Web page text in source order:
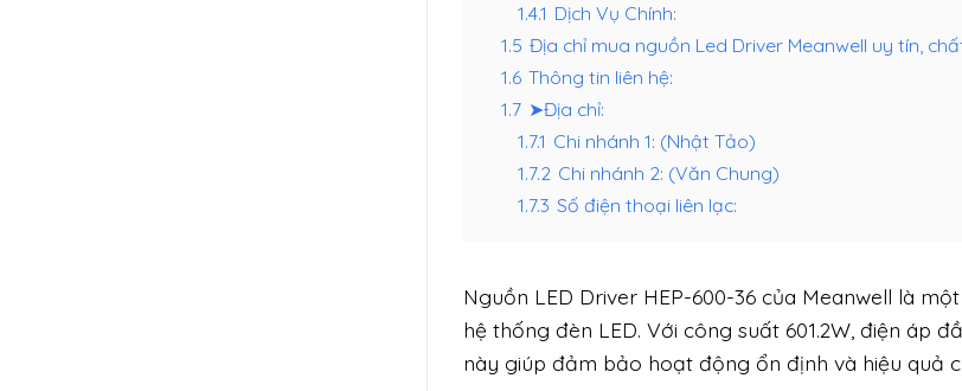
1.4.1 Dịch Vụ Chính:
1.5 Địa chỉ mua nguồn Led Driver Meanwell uy tín,
1.6 Thông tin liên hệ:
1.7 ➤Địa chỉ:
1.7.1 Chi nhánh 1: (Nhật Tảo)
1.7.2 Chi nhánh 2: (Văn Chung)
1.7.3 Số điện thoại liên lạc:
Nguồn LED Driver HEP-600-36 của Meanwell là
hệ thống đèn LED. Với công suất 601.2W, điện áp
này giúp đảm bảo hoạt động ổn định và hiệu quả